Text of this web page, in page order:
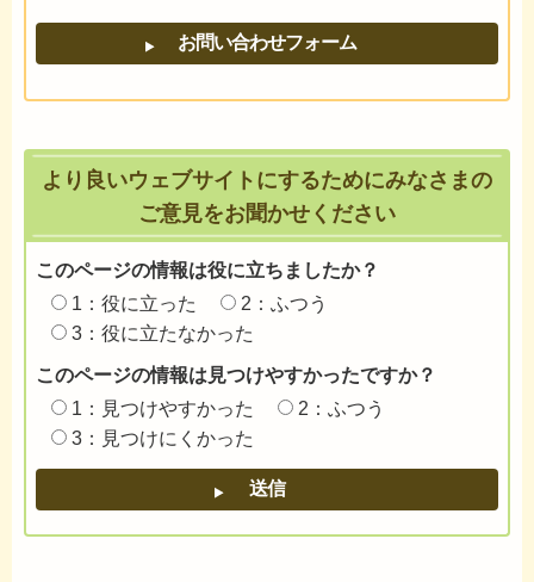
より良いウェブサイトにするためにみなさまの
ご意見をお聞かせください
このページの情報は役に立ちましたか？
1：役に立った
2：ふつう
3：役に立たなかった
このページの情報は見つけやすかったですか？
1：見つけやすかった
2：ふつう
3：見つけにくかった